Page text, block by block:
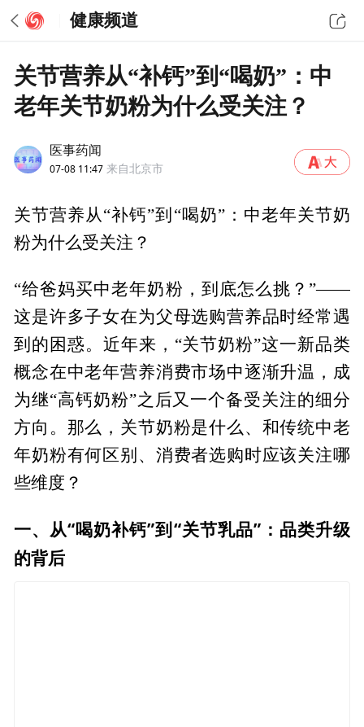
健康频道
关节营养从“补钙”到“喝奶”：中
老年关节奶粉为什么受关注？
医事药闻
07-08 11:47 来自北京市
关节营养从“补钙”到“喝奶”：中老年关节奶
粉为什么受关注？
“给爸妈买中老年奶粉，到底怎么挑？”——
这是许多子女在为父母选购营养品时经常遇
到的困惑。近年来，“关节奶粉”这一新品类
概念在中老年营养消费市场中逐渐升温，成
为继“高钙奶粉”之后又一个备受关注的细分
方向。那么，关节奶粉是什么、和传统中老
年奶粉有何区别、消费者选购时应该关注哪
些维度？
一、从“喝奶补钙”到“关节乳品”：品类升级
的背后